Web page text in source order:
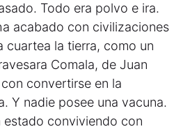
Todo era polvo e ira.
acabado con civilizaciones
cuartea la tierra, como un
Comala, de Juan
convertirse en la
Y nadie posee una vacuna.
estado conviviendo con